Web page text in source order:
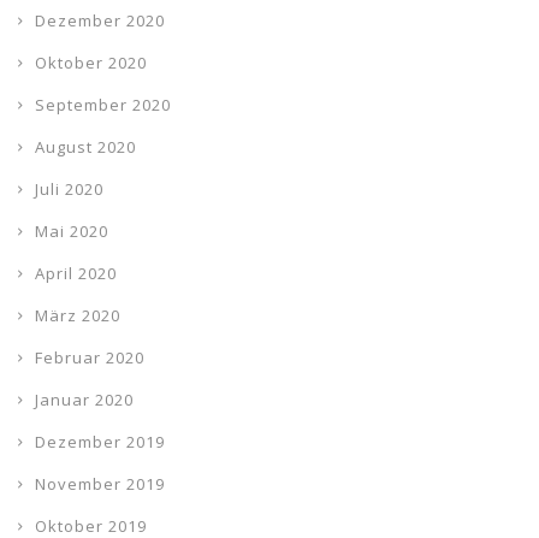
Dezember 2020
Oktober 2020
September 2020
August 2020
Juli 2020
Mai 2020
April 2020
März 2020
Februar 2020
Januar 2020
Dezember 2019
November 2019
Oktober 2019